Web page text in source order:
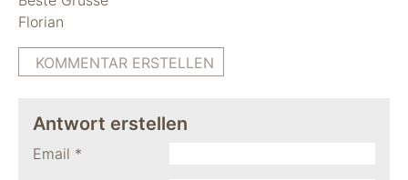
Florian
KOMMENTAR ERSTELLEN
Antwort erstellen
Email *